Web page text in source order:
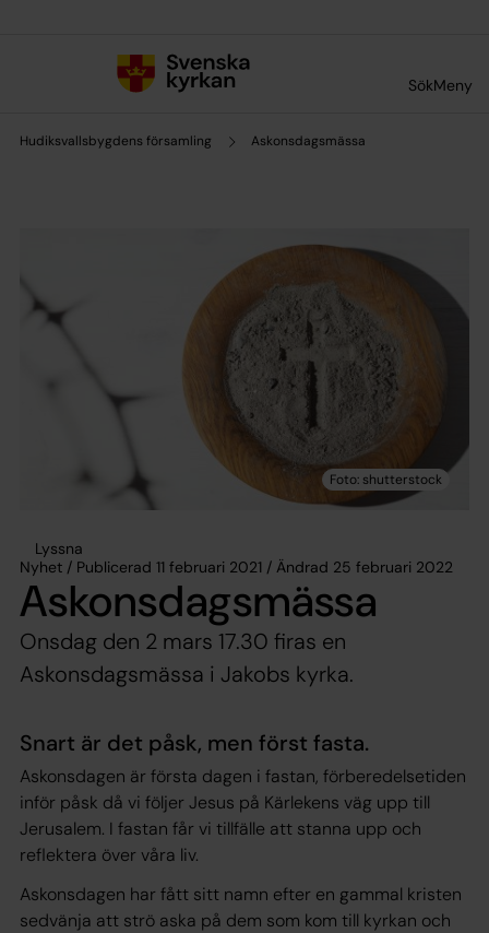
SökMeny
Hudiksvallsbygdens församling Askonsdagsmässa
Lyssna
Nyhet / Publicerad 11 februari 2021 / Ändrad 25 februari 2022
Askonsdagsmässa
Onsdag den 2 mars 17.30 firas en
Askonsdagsmässa i Jakobs kyrka.
Snart är det påsk, men först fasta.
Askonsdagen är första dagen i fastan, förberedelsetiden
inför påsk då vi följer Jesus på Kärlekens väg upp till
Jerusalem. I fastan får vi tillfälle att stanna upp och
reflektera över våra liv.
Askonsdagen har fått sitt namn efter en gammal kristen
sedvänja att strö aska på dem som kom till kyrkan och